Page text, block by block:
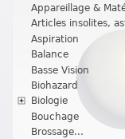
Appareillage &
Articles insolites,
Aspiration
Balance
Basse Vision
Biohazard
Biologie
Bouchage
Brossage...